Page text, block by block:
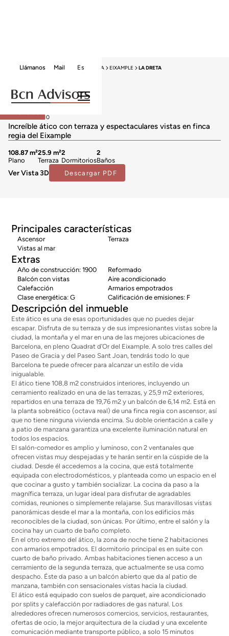
Mail
Llámanos Es
HOME VENTA ÁTICOS BARCELONA EIXAMPLE LA DRETA
En exclusiva
Ver Vista 3D Descargar PDF
Áticos en venta en La Dreta
BCN076220010
Increíble ático con terraza y espectaculares vistas en finca
regia del Eixample
108.87 m²
Plano
25.9 m²
Terraza
2
Dormitorios
2
Baños
Principales características
Ascensor
Terraza
Vistas al mar
Extras
Año de construcción: 1900
Reformado
Balcón con vistas
Aire acondicionado
Calefacción
Armarios empotrados
Clase energética: G
Calificación de emisiones: F
Descripción del inmueble
Este ático es una de esas oportunidades que no puedes dejar
escapar. Disfruta de su terraza y de sus impresionantes vistas sobre la
ciudad, la montaña y el mar en una de las mejores ubicaciones de
Barcelona, en pleno Quadrat d’Or del Eixample. A solo tres calles del
Paseo de Gracia y del Paseo Sant Joan, tendrás todo lo que
Barcelona te puede ofrecer para alcanzar un estilo de vida
inigualable.
El ático tiene 108,8 m2 construidos interiores, incluyendo un
cerramiento realizado en una de las terrazas, y 25,9 m2 exteriores,
repartidos en una terraza de 19,76 m2 y un balcón de 6,14 m2. Está en
la planta sobreático (octava real) de una finca regia con ascensor, así
que no tiene ninguna vivienda encima. Su doble orientación a calle y
a patio de manzana garantiza una excelente iluminación natural en
todos los espacios.
El salón-comedor es amplio y luminoso, con 2 ventanales que
ofrecen vistas muy despejadas y te harán sentir en la cúspide de la
ciudad. Desde él accedemos a la cocina, que está totalmente
equipada con electrodomésticos, y planteada como un espacio en el
que cocinar a gusto y también socializar. La cocina da paso a la
magnífica terraza, un lugar ideal para disfrutar de agradables
comidas, reuniones o simplemente relajarse. Sus maravillosas vistas
panorámicas desde el mar a la montaña, con los edificios más
reconocibles de la ciudad, son únicas. Por último, entre el salón y la
cocina hay un cuarto de baño completo.
En el otro extremo del ático, la zona de noche tiene 2 habitaciones
con armarios empotrados. El dormitorio principal es en suite con
cuarto de baño privado. Ambas habitaciones tienen acceso a un
cerramiento de la segunda terraza, que actualmente se usa como
despacho. Éste da paso a un balcón abierto que da al patio de
manzana, también con sensacionales vistas hacia la ciudad.
El ático está equipado con suelos de parquet, aire acondicionado
por splits y calefacción por radiadores de gas natural. Los
alrededores ofrecen numerosos comercios, servicios, restaurantes,
ofertas de ocio, la mejor arquitectura de la ciudad y una excelente
comunicación mediante transporte público, a solo 15 minutos